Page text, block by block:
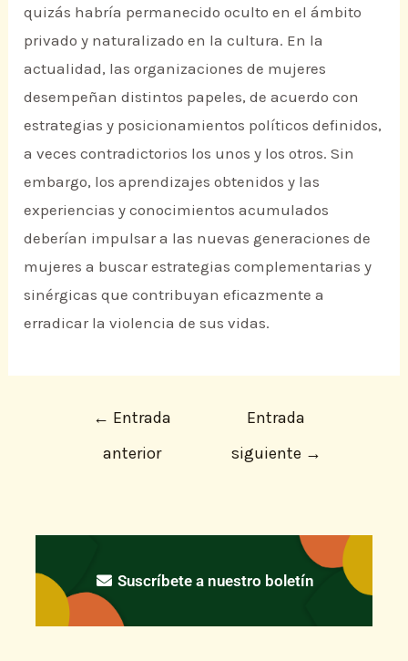
quizás habría permanecido oculto en el ámbito
privado y naturalizado en la cultura. En la
actualidad, las organizaciones de mujeres
desempeñan distintos papeles, de acuerdo con
estrategias y posicionamientos políticos definidos,
a veces contradictorios los unos y los otros. Sin
embargo, los aprendizajes obtenidos y las
experiencias y conocimientos acumulados
deberían impulsar a las nuevas generaciones de
mujeres a buscar estrategias complementarias y
sinérgicas que contribuyan eficazmente a
erradicar la violencia de sus vidas.
← Entrada
anterior
Entrada
siguiente →
Suscríbete a nuestro boletín